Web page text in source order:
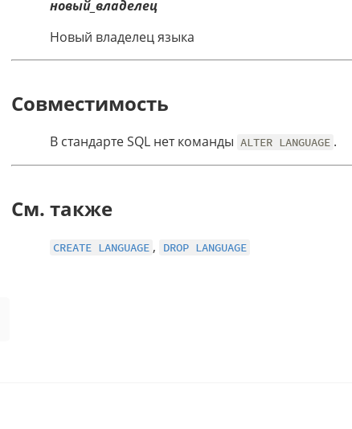
новый_владелец
Новый владелец языка
Совместимость
В стандарте SQL нет команды ALTER LANGUAGE .
См. также
CREATE LANGUAGE , DROP LANGUAGE